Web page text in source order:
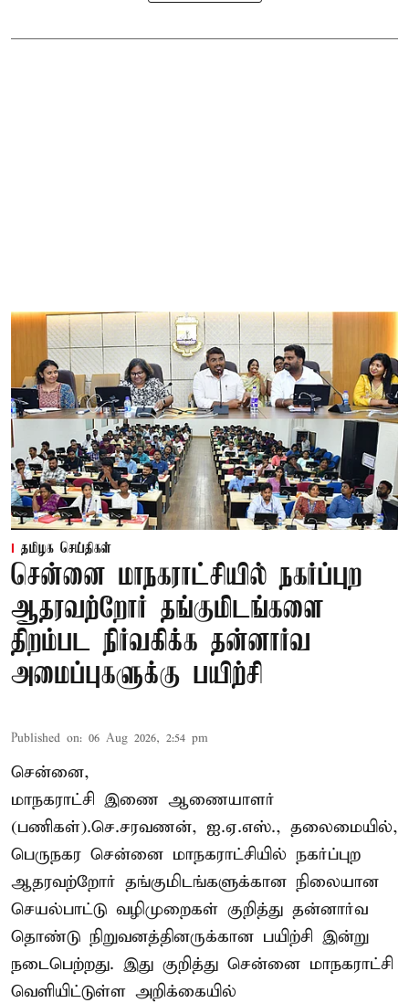
தமிழக செய்திகள்
சென்னை மாநகராட்சியில் நகர்ப்புற
ஆதரவற்றோர் தங்குமிடங்களை
திறம்பட நிர்வகிக்க தன்னார்வ
அமைப்புகளுக்கு பயிற்சி
Published on: 06 Aug 2026, 2:54 pm
சென்னை,
மாநகராட்சி இணை ஆணையாளர்
(பணிகள்).செ.சரவணன், ஐ.ஏ.எஸ்., தலைமையில்,
பெருநகர சென்னை மாநகராட்சியில் நகர்ப்புற
ஆதரவற்றோர் தங்குமிடங்களுக்கான நிலையான
செயல்பாட்டு வழிமுறைகள் குறித்து தன்னார்வ
தொண்டு நிறுவனத்தினருக்கான பயிற்சி இன்று
நடைபெற்றது. இது குறித்து சென்னை மாநகராட்சி
வெளியிட்டுள்ள அறிக்கையில்